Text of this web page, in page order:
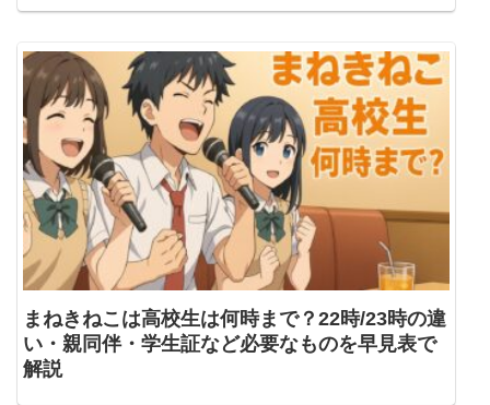
まねきねこは高校生は何時まで？22時/23時の違
い・親同伴・学生証など必要なものを早見表で
解説